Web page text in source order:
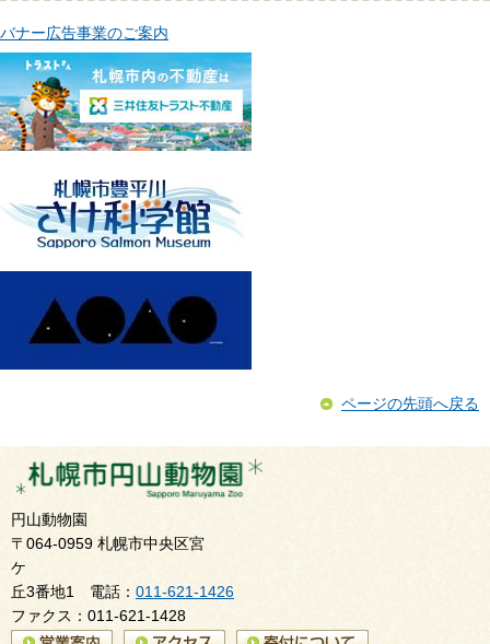
バナー広告事業のご案内
ページの先頭へ戻る
円山動物園
〒064-0959 札幌市中央区宮
ケ
丘3番地1 電話： 011-621-1426
ファクス：011-621-1428